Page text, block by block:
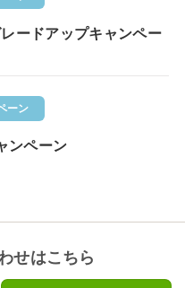
ードアップキャンペー
ーン
ンペーン
せはこちら